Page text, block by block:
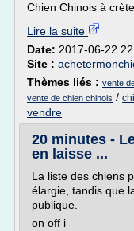
Chien Chinois à crète
Lire la suite
Date: 2017-06-22
Site :
Thèmes liés : vente
vente de chien chinois /
vendre
20 minutes -
en laisse ...
La liste des chiens
élargie, tandis que
publique.
on off i